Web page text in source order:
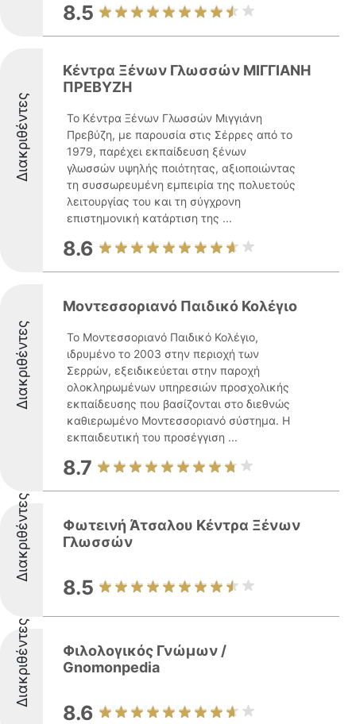
8.5
Διακριθέντες
Κέντρα Ξένων Γλωσσών ΜΙΓΓΙΑΝΗ
ΠΡΕΒΥΖΗ
Το Κέντρα Ξένων Γλωσσών Μιγγιάνη
Πρεβύζη, με παρουσία στις Σέρρες από το
1979, παρέχει εκπαίδευση ξένων
γλωσσών υψηλής ποιότητας, αξιοποιώντας
τη συσσωρευμένη εμπειρία της πολυετούς
λειτουργίας του και τη σύγχρονη
επιστημονική κατάρτιση της ...
8.6
Διακριθέντες
Μοντεσσοριανό Παιδικό Κολέγιο
Το Μοντεσσοριανό Παιδικό Κολέγιο,
ιδρυμένο το 2003 στην περιοχή των
Σερρών, εξειδικεύεται στην παροχή
ολοκληρωμένων υπηρεσιών προσχολικής
εκπαίδευσης που βασίζονται στο διεθνώς
καθιερωμένο Μοντεσσοριανό σύστημα. Η
εκπαιδευτική του προσέγγιση ...
8.7
Διακριθέντες
Φωτεινή Άτσαλου Κέντρα Ξένων
Γλωσσών
8.5
Διακριθέντες
Φιλολογικός Γνώμων /
Gnomonpedia
8.6